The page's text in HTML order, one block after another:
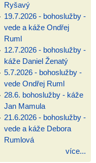
Ryšavý
19.7.2026 - bohoslužby -
vede a káže Ondřej
Ruml
12.7.2026 - bohoslužby -
káže Daniel Ženatý
5.7.2026 - bohoslužby -
vede Ondřej Ruml
28.6. bohoslužby - káže
Jan Mamula
21.6.2026 - bohoslužby -
vede a káže Debora
Rumlová
více...